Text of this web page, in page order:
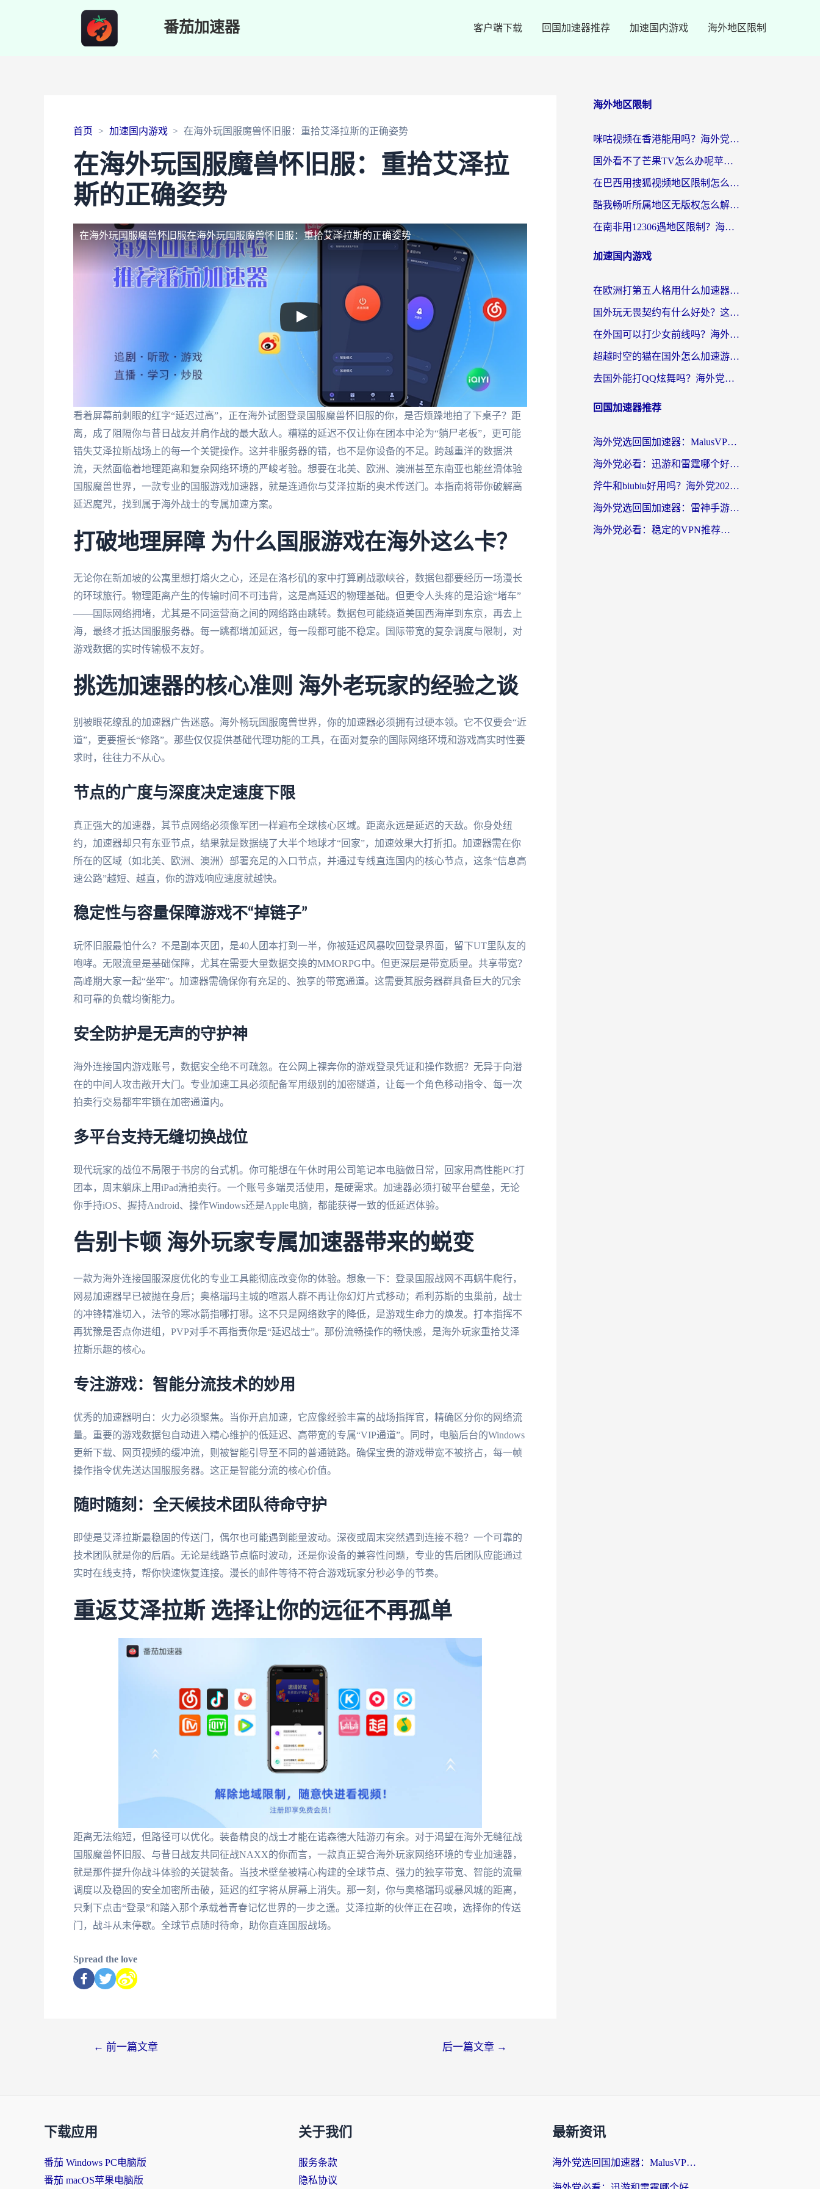
番茄加速器 客户端下载 回国加速器推荐 加速国内游戏 海外地区限制
首页 加速国内游戏 在海外玩国服魔兽怀旧服：重拾艾泽拉斯的正确姿势
在海外玩国服魔兽怀旧服：重拾艾泽拉
斯的正确姿势
在海外玩国服魔兽怀旧服在海外玩国服魔兽怀旧服：重拾艾泽拉斯的正确姿势
看着屏幕前刺眼的红字“延迟过高”，正在海外试图登录国服魔兽怀旧服的你，是否烦躁地拍了下桌子？距
离，成了阻隔你与昔日战友并肩作战的最大敌人。糟糕的延迟不仅让你在团本中沦为“躺尸老板”，更可能
错失艾泽拉斯战场上的每一个关键操作。这并非服务器的错，也不是你设备的不足。跨越重洋的数据洪
流，天然面临着地理距离和复杂网络环境的严峻考验。想要在北美、欧洲、澳洲甚至东南亚也能丝滑体验
国服魔兽世界，一款专业的国服游戏加速器，就是连通你与艾泽拉斯的奥术传送门。本指南将带你破解高
延迟魔咒，找到属于海外战士的专属加速方案。
打破地理屏障 为什么国服游戏在海外这么卡？
无论你在新加坡的公寓里想打熔火之心，还是在洛杉矶的家中打算刷战歌峡谷，数据包都要经历一场漫长
的环球旅行。物理距离产生的传输时间不可违背，这是高延迟的物理基础。但更令人头疼的是沿途“堵车”
——国际网络拥堵，尤其是不同运营商之间的网络路由跳转。数据包可能绕道美国西海岸到东京，再去上
海，最终才抵达国服服务器。每一跳都增加延迟，每一段都可能不稳定。国际带宽的复杂调度与限制，对
游戏数据的实时传输极不友好。
挑选加速器的核心准则 海外老玩家的经验之谈
别被眼花缭乱的加速器广告迷惑。海外畅玩国服魔兽世界，你的加速器必须拥有过硬本领。它不仅要会“近
道”，更要擅长“修路”。那些仅仅提供基础代理功能的工具，在面对复杂的国际网络环境和游戏高实时性要
求时，往往力不从心。
节点的广度与深度决定速度下限
真正强大的加速器，其节点网络必须像军团一样遍布全球核心区域。距离永远是延迟的天敌。你身处纽
约，加速器却只有东亚节点，结果就是数据绕了大半个地球才“回家”，加速效果大打折扣。加速器需在你
所在的区域（如北美、欧洲、澳洲）部署充足的入口节点，并通过专线直连国内的核心节点，这条“信息高
速公路”越短、越直，你的游戏响应速度就越快。
稳定性与容量保障游戏不“掉链子”
玩怀旧服最怕什么？不是副本灭团，是40人团本打到一半，你被延迟风暴吹回登录界面，留下UT里队友的
咆哮。无限流量是基础保障，尤其在需要大量数据交换的MMORPG中。但更深层是带宽质量。共享带宽？
高峰期大家一起“坐牢”。加速器需确保你有充足的、独享的带宽通道。这需要其服务器群具备巨大的冗余
和可靠的负载均衡能力。
安全防护是无声的守护神
海外连接国内游戏账号，数据安全绝不可疏忽。在公网上裸奔你的游戏登录凭证和操作数据？无异于向潜
在的中间人攻击敞开大门。专业加速工具必须配备军用级别的加密隧道，让每一个角色移动指令、每一次
拍卖行交易都牢牢锁在加密通道内。
多平台支持无缝切换战位
现代玩家的战位不局限于书房的台式机。你可能想在午休时用公司笔记本电脑做日常，回家用高性能PC打
团本，周末躺床上用iPad清拍卖行。一个账号多端灵活使用，是硬需求。加速器必须打破平台壁垒，无论
你手持iOS、握持Android、操作Windows还是Apple电脑，都能获得一致的低延迟体验。
告别卡顿 海外玩家专属加速器带来的蜕变
一款为海外连接国服深度优化的专业工具能彻底改变你的体验。想象一下：登录国服战网不再蜗牛爬行，
网易加速器早已被抛在身后；奥格瑞玛主城的喧嚣人群不再让你幻灯片式移动；希利苏斯的虫巢前，战士
的冲锋精准切入，法爷的寒冰箭指哪打哪。这不只是网络数字的降低，是游戏生命力的焕发。打本指挥不
再犹豫是否点你进组，PVP对手不再指责你是“延迟战士”。那份流畅操作的畅快感，是海外玩家重拾艾泽
拉斯乐趣的核心。
专注游戏：智能分流技术的妙用
优秀的加速器明白：火力必须聚焦。当你开启加速，它应像经验丰富的战场指挥官，精确区分你的网络流
量。重要的游戏数据包自动进入精心维护的低延迟、高带宽的专属“VIP通道”。同时，电脑后台的Windows
更新下载、网页视频的缓冲流，则被智能引导至不同的普通链路。确保宝贵的游戏带宽不被挤占，每一帧
操作指令优先送达国服服务器。这正是智能分流的核心价值。
随时随刻：全天候技术团队待命守护
即使是艾泽拉斯最稳固的传送门，偶尔也可能遇到能量波动。深夜或周末突然遇到连接不稳？一个可靠的
技术团队就是你的后盾。无论是线路节点临时波动，还是你设备的兼容性问题，专业的售后团队应能通过
实时在线支持，帮你快速恢复连接。漫长的邮件等待不符合游戏玩家分秒必争的节奏。
重返艾泽拉斯 选择让你的远征不再孤单
距离无法缩短，但路径可以优化。装备精良的战士才能在诺森德大陆游刃有余。对于渴望在海外无缝征战
国服魔兽怀旧服、与昔日战友共同征战NAXX的你而言，一款真正契合海外玩家网络环境的专业加速器，
就是那件提升你战斗体验的关键装备。当技术壁垒被精心构建的全球节点、强力的独享带宽、智能的流量
调度以及稳固的安全加密所击破，延迟的红字将从屏幕上消失。那一刻，你与奥格瑞玛或暴风城的距离，
只剩下点击“登录”和踏入那个承载着青春记忆世界的一步之遥。艾泽拉斯的伙伴正在召唤，选择你的传送
门，战斗从未停歇。全球节点随时待命，助你直连国服战场。
Spread the love
← 前一篇文章 后一篇文章 →
海外地区限制
咪咕视频在香港能用吗？海外党亲测有效的回国加速方案来了
国外看不了芒果TV怎么办呢苹果手机？海外党追剧游戏的全能解决方案
在巴西用搜狐视频地区限制怎么办？3步解决海外看国内剧的烦恼
酷我畅听所属地区无版权怎么解决？海外党必看的回国加速全攻略
在南非用12306遇地区限制？海外华人必看的回国加速全攻略（附B站芒果TV解锁技巧）
加速国内游戏
在欧洲打第五人格用什么加速器好？海外党亲测有效的国服游戏加速方案
国外玩无畏契约有什么好处？这份海外国服游戏加速指南帮你解决90%的卡顿问题
在外国可以打少女前线吗？海外党国服游戏畅玩终极指南（附避坑技巧）
超越时空的猫在国外怎么加速游戏？海外玩家国服畅玩终极指南
去国外能打QQ炫舞吗？海外党国服游戏不卡顿的终极指南
回国加速器推荐
海外党选回国加速器：MalusVPN好用吗？和快帆VPN哪个好？附真实对比与避坑指南
海外党必看：迅游和雷霆哪个好？3分钟教你选对回国加速器，无缝刷国内剧玩手游
斧牛和biubiu好用吗？海外党2026亲测回国加速器指南，附番茄加速器深度体验
海外党选回国加速器：雷神手游和洞见哪个好？附iPhone免费VPN推荐及ChickCNUfunR实测
海外党必看：稳定的VPN推荐及回国加速器选择全攻略——告别地域限制，轻松刷国内资源
下载应用
番茄 Windows PC电脑版
番茄 macOS苹果电脑版
关于我们
服务条款
隐私协议
最新资讯
海外党选回国加速器：MalusVPN好用吗？和快帆VPN哪个好？附真实对比与避坑指南